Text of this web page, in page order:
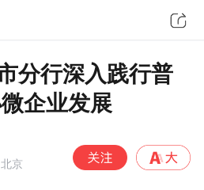
分行深入践行普
企业发展
京